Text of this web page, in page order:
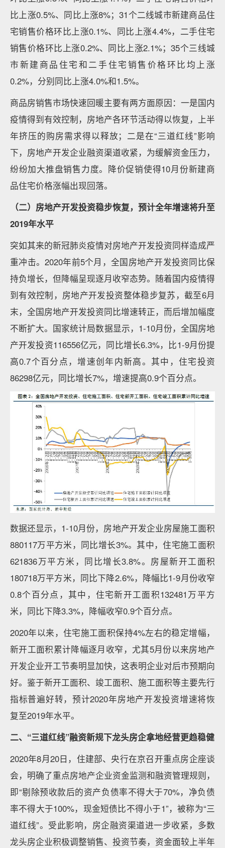
比上涨0.5%、同比上涨8%；31个二线城市新建商品住
宅销售价格环比上涨0.1%、同比上涨4.4%，二手住宅
销售价格环比上涨0.2%、同比上涨2.1%；35个三线城
市新建商品住宅和二手住宅销售价格环比均上涨
0.2%，分别同比上涨4.0%和1.5%。
商品房销售市场快速回暖主要有两方面原因：一是国内
疫情得到有效控制，房地产各环节活动得以恢复，上半
年挤压的购房需求得以释放；二是在“三道红线”影响
下，房地产开发企业融资渠道收紧，为缓解资金压力，
纷纷加大推盘销售力度。降价促销使得10月份新建商
品住宅价格涨幅出现回落。
（二）房地产开发投资稳步恢复，预计全年增速将升至
2019年水平
突如其来的新冠肺炎疫情对房地产开发投资同样造成严
重冲击。2020年前5个月，全国房地产开发投资同比保
持负增长，但降幅呈现逐月收窄态势。随着国内疫情得
到有效控制，房地产开发投资整体稳步复苏，截至6月
末，全国房地产开发投资同比增速转正，而后增加幅度
不断扩大。国家统计局数据显示，1-10月份，全国房地
产开发投资116556亿元，同比增长6.3%，比1-9月份提
高0.7个百分点，增速创年内新高。其中，住宅投资
86298亿元，同比增长7%，增速提高0.9个百分点。
数据还显示，1-10月份，房地产开发企业房屋施工面积
880117万平方米，同比增长3%。其中，住宅施工面积
621836万平方米，同比增长3.8%。房屋新开工面积
180718万平方米，同比下降2.6%，降幅比1-9月份收窄
0.8个百分点，其中，住宅新开工面积132481万平方
米，同比下降3.3%，降幅收窄0.9个百分点。
2020年以来，住宅施工面积保持4%左右的稳定增幅，
新开工面积累计降幅逐月收窄，尤其5月份以来房地产
开发企业开工节奏明显加快，这表明企业对后市预期向
好。鉴于新开工面积、竣工面积、施工面积等主要先行
指标普遍好转，预计2020年房地产开发投资增速将恢
复至2019年水平。
二、“三道红线”融资新规下龙头房企拿地经营更趋稳健
2020年8月20日，住建部、央行在京召开重点房企座谈
会，明确了重点房地产企业资金监测和融资管理规则，
即“剔除预收款后的资产负债率不得大于70%，净负债
率不得大于100%，现金短债比不得小于1”，被称为“三
道红线”。受此影响，房企融资渠道进一步收紧，多数
龙头房企业积极调整销售、投资节奏，资金面较上半年